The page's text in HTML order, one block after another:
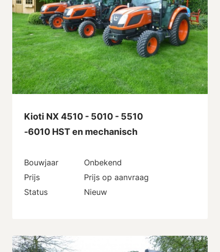
Kioti NX 4510 - 5010 - 5510
-6010 HST en mechanisch
Bouwjaar
Onbekend
Prijs
Prijs op aanvraag
Status
Nieuw